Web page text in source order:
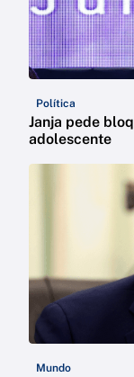
Política
Janja pede
adolescente
Mundo